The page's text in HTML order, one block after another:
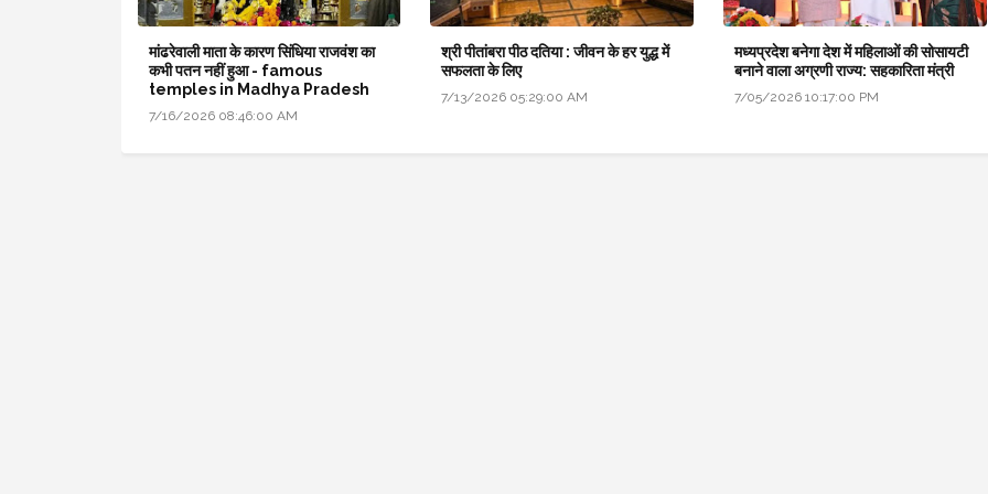
मांढरेवाली माता के कारण सिंधिया राजवंश का
कभी पतन नहीं हुआ - famous
temples in Madhya Pradesh
7/16/2026 08:46:00 AM
श्री पीतांबरा पीठ दतिया : जीवन के हर युद्ध में
सफलता के लिए
7/13/2026 05:29:00 AM
मध्यप्रदेश बनेगा देश में महिलाओं की सोसायटी
बनाने वाला अग्रणी राज्य: सहकारिता मंत्री
7/05/2026 10:17:00 PM